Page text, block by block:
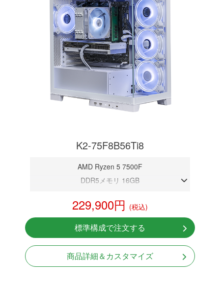
K2-75F8B56Ti8
AMD Ryzen 5 7500F
DDR5メモリ 16GB
NVMeSSD 1TB
Windows11 Home 64bit
229,900円 (税込)
標準構成で注文する
商品詳細＆カスタマイズ